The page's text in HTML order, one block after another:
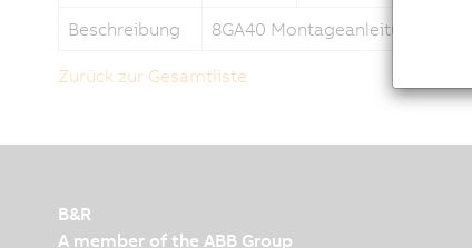
Beschreibung
8GA40 Montageanleitung Motor
Zurück zur Gesamtliste
B&R
A member of the ABB Group